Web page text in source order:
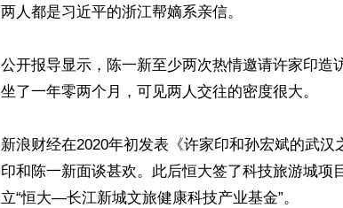
两人都是习近平的浙江帮嫡系亲信。
公开报导显示，陈一新至少两次热情邀请许家印造
坐了一年零两个月，可见两人交往的密度很大。
新浪财经在2020年初发表《许家印和孙宏斌的武
印和陈一新面谈甚欢。此后恒大签了科技旅游城项
立“恒大—长江新城文旅健康科技产业基金”。